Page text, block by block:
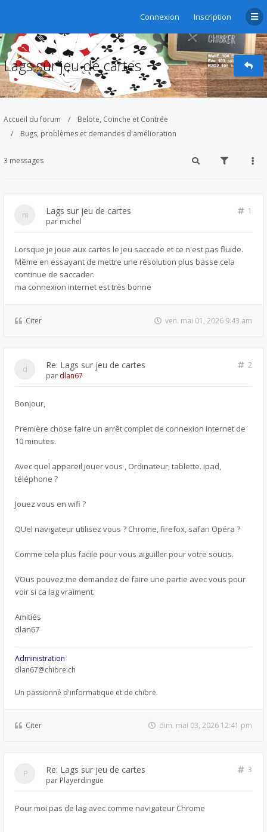
Connexion Inscription
Lags sur jeu de cartes
Accueil du forum
Belote, Coinche et Contrée
Bugs, problèmes et demandes d'amélioration
3 messages
Lags sur jeu de cartes
1
par michel
Lorsque je joue aux cartes le jeu saccade et ce n'est pas fluide.
Même en essayant de mettre une résolution plus basse cela
continue de saccader.
ma connexion internet est très bonne
Citer ven. mai 01, 2026 9:43 am
Re: Lags sur jeu de cartes
2
par dlan67
Bonjour,
Première chose faire un arrêt complet de connexion internet de
10 minutes.
Avec quel appareil jouer vous , Ordinateur, tablette. ipad,
téléphone ?
Jouez vous en wifi ?
QUel navigateur utilisez vous ? Chrome, firefox, safari Opéra ?
Comme cela plus facile pour vous aiguiller pour votre soucis.
VOus pouvez me demandez de faire une partie avec vous pour
voir si ca lag vraiment.
Amitiés
dlan67
Administration
dlan67@chibre.ch
Un passionné d'informatique et de chibre.
Citer dim. mai 03, 2026 12:41 pm
Re: Lags sur jeu de cartes
3
par Playerdingue
Pour moi pas de lag avec comme navigateur Chrome